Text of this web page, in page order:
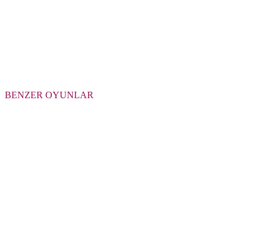
BENZER OYUNLAR